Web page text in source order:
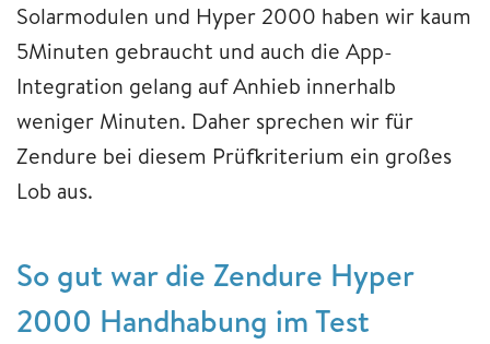
Solarmodulen und Hyper 2000 haben wir kaum
5Minuten gebraucht und auch die App-
Integration gelang auf Anhieb innerhalb
weniger Minuten. Daher sprechen wir für
Zendure bei diesem Prüfkriterium ein großes
Lob aus.
So gut war die Zendure Hyper
2000 Handhabung im Test